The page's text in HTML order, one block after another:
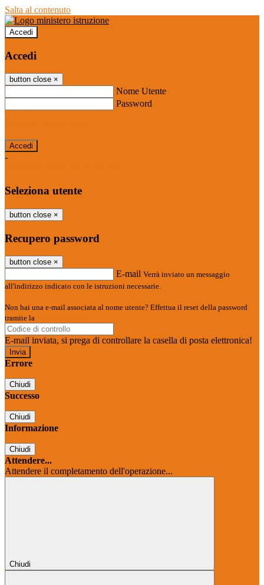
Salta al contenuto
Accedi
Accedi
button close ×
Nome Utente
Password
-
Seleziona utente
button close ×
Recupero password
button close ×
E-mail Verrà inviato un messaggio
all'indirizzo indicato con le istruzioni necessarie.
Non hai una e-mail associata al nome utente? Effettua il reset della password
tramite la
E-mail inviata, si prega di controllare la casella di posta elettronica!
Errore
Chiudi
Successo
Chiudi
Informazione
Chiudi
Attendere...
Attendere il completamento dell'operazione...
Chiudi